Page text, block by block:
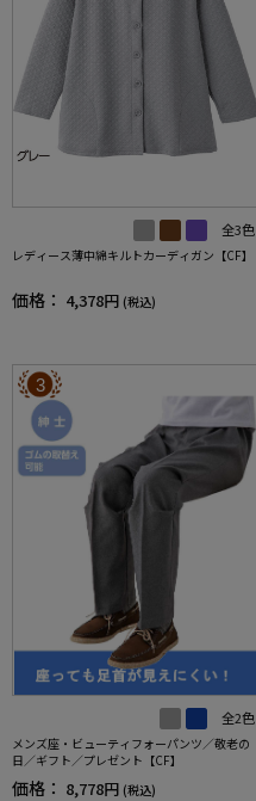
全3色
レディース薄中綿キルトカーディガン【CF】
価格： 4,378円 (税込)
3
全2色
メンズ座・ビューティフォーパンツ／敬老の
日／ギフト／プレゼント【CF】
価格： 8,778円 (税込)